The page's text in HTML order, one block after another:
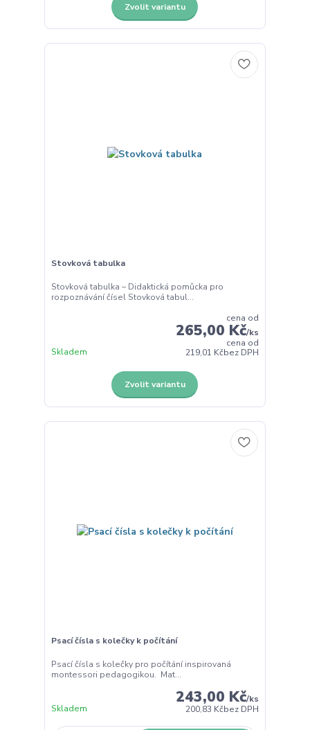
Zvolit variantu
Stovková tabulka
Stovková tabulka – Didaktická pomůcka pro
rozpoznávání čísel Stovková tabul...
cena od
265,00 Kč/ks
cena od
219,01 Kčbez DPH
Skladem
Zvolit variantu
Psací čísla s kolečky k počítání
Psací čísla s kolečky pro počítání inspirovaná
montessori pedagogikou. Mat...
243,00 Kč/ks
200,83 Kčbez DPH
Skladem